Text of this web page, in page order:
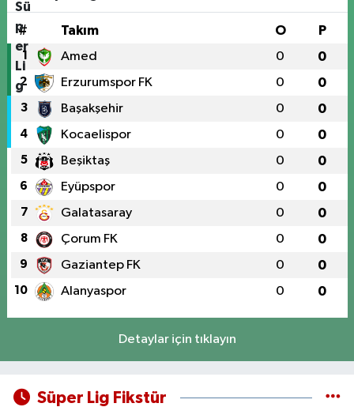
# Takım O P
1 Amed 0 0
2 Erzurumspor FK 0 0
3 Başakşehir 0 0
4 Kocaelispor 0 0
5 Beşiktaş 0 0
6 Eyüpspor 0 0
7 Galatasaray 0 0
8 Çorum FK 0 0
9 Gaziantep FK 0 0
10 Alanyaspor 0 0
Detaylar için tıklayın
Süper Lig Fikstür